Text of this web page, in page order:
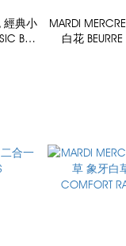
經典小
BRA
MARDI
白花